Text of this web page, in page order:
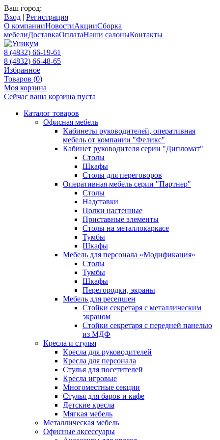
Ваш город:
Вход | Регистрация
О компанииНовостиАкцииСборка
мебелиДоставкаОплатаНаши салоныКонтакты
8 (4832) 66-19-61
8 (4832) 66-48-65
Избранное
Товаров (0)
Моя корзина
Сейчас ваша корзина пуста
Каталог товаров
Офисная мебель
Kабинеты руководителей, оперативная
мебель от компании "Феликс"
Кабинет руководителя серии "Дипломат"
Столы
Шкафы
Столы для переговоров
Оперативная мебель серии "Партнер"
Столы
Надставки
Полки настенные
Приставные элементы
Столы на металлокаркасе
Тумбы
Шкафы
Мебель для персонала «Модификация»
Столы
Тумбы
Шкафы
Перегородки, экраны
Мебель для ресепшен
Стойки секретаря с металлическим
экраном
Стойки секретаря с передней панелью
из МДФ
Кресла и стулья
Кресла для руководителей
Кресла для персонала
Стулья для посетителей
Кресла игровые
Многоместные секции
Стулья для баров и кафе
Детские кресла
Мягкая мебель
Металлическая мебель
Офисные аксессуары